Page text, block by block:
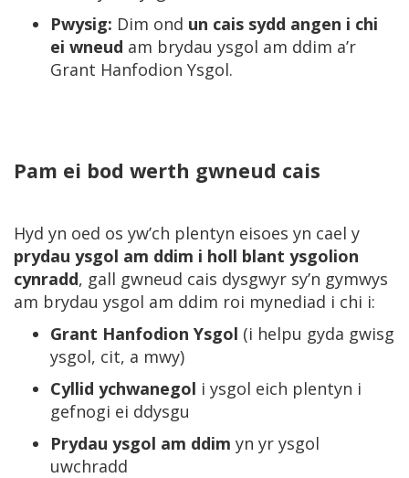
Pwysig: Dim ond un cais sydd angen i chi
ei wneud am brydau ysgol am ddim a’r
Grant Hanfodion Ysgol.
Pam ei bod werth gwneud cais
Hyd yn oed os yw’ch plentyn eisoes yn cael y
prydau ysgol am ddim i holl blant ysgolion
cynradd, gall gwneud cais dysgwyr sy’n gymwys
am brydau ysgol am ddim roi mynediad i chi i:
Grant Hanfodion Ysgol (i helpu gyda gwisg
ysgol, cit, a mwy)
Cyllid ychwanegol i ysgol eich plentyn i
gefnogi ei ddysgu
Prydau ysgol am ddim yn yr ysgol
uwchradd